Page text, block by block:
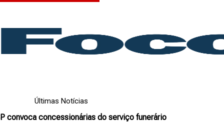
Últimas Notícias
convoca concessionárias do serviço funerário